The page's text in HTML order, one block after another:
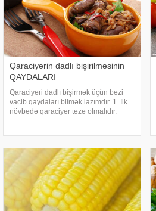
Qaraciyərin dadlı bişirilməsinin
QAYDALARI
Qaraciyəri dadlı bişirmək üçün bəzi
vacib qaydaları bilmək lazımdır. 1. İlk
növbədə qaraciyər təzə olmalıdır.